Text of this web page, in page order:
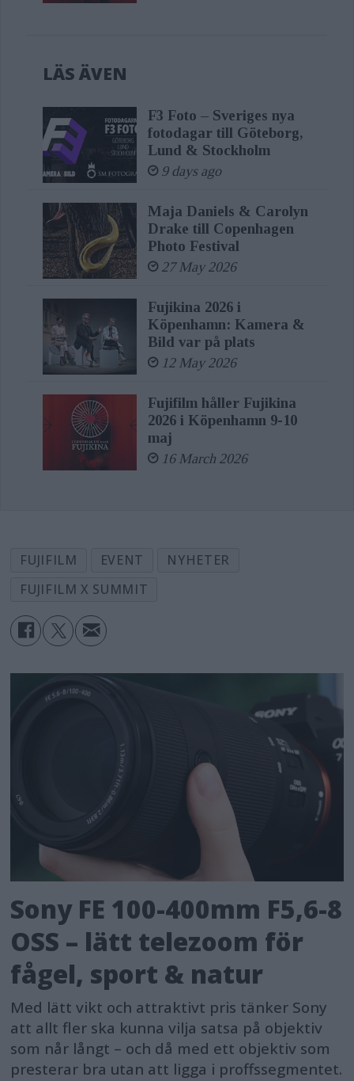
LÄS ÄVEN
F3 Foto – Sveriges nya
fotodagar till Göteborg,
Lund & Stockholm
9 days ago
Maja Daniels & Carolyn
Drake till Copenhagen
Photo Festival
27 May 2026
Fujikina 2026 i
Köpenhamn: Kamera &
Bild var på plats
12 May 2026
Fujifilm håller Fujikina
2026 i Köpenhamn 9-10
maj
16 March 2026
FUJIFILM EVENT
NYHETER
FUJIFILM X SUMMIT
Sony FE 100-400mm F5,6-8
OSS – lätt telezoom för
fågel, sport & natur
Med lätt vikt och attraktivt pris tänker Sony
att allt fler ska kunna vilja satsa på objektiv
som når långt – och då med ett objektiv som
presterar bra utan att ligga i proffssegmentet.